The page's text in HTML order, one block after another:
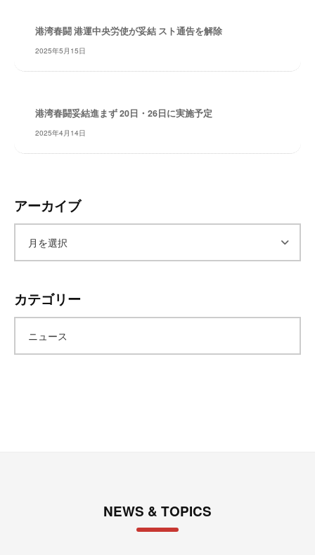
港湾春闘 港運中央労使が妥結 スト通告を解除
2025年5月15日
港湾春闘妥結進まず 20日・26日に実施予定
2025年4月14日
アーカイブ
カ
イ
カテゴリー
ニュース
NEWS & TOPICS